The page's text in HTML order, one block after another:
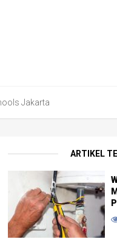
Jakarta
ARTIKEL